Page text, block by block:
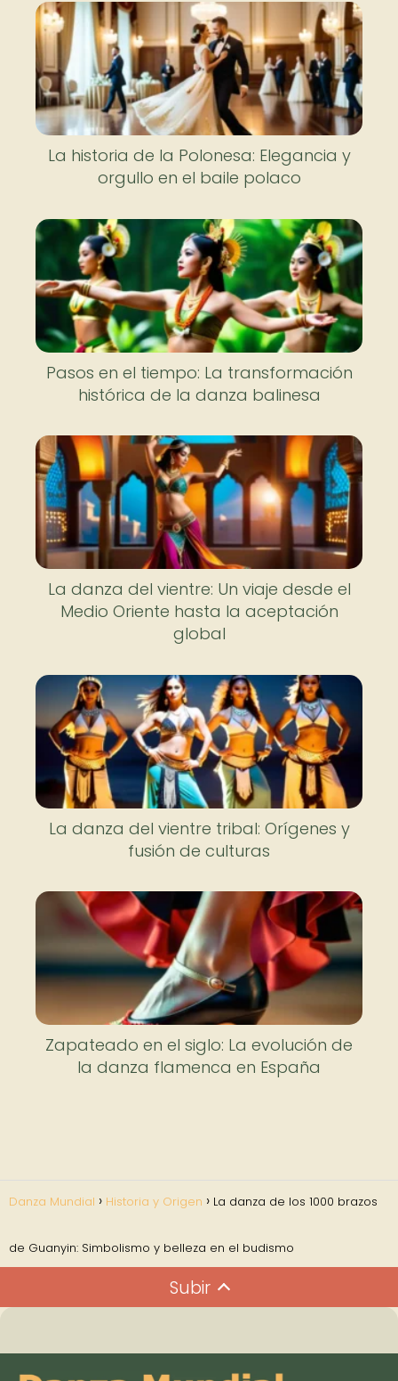
La historia de la Polonesa: Elegancia y
orgullo en el baile polaco
Pasos en el tiempo: La transformación
histórica de la danza balinesa
La danza del vientre: Un viaje desde el
Medio Oriente hasta la aceptación
global
La danza del vientre tribal: Orígenes y
fusión de culturas
Zapateado en el siglo: La evolución de
la danza flamenca en España
Danza Mundial Historia y Origen La danza de los 1000 brazos
de Guanyin: Simbolismo y belleza en el budismo
Subir